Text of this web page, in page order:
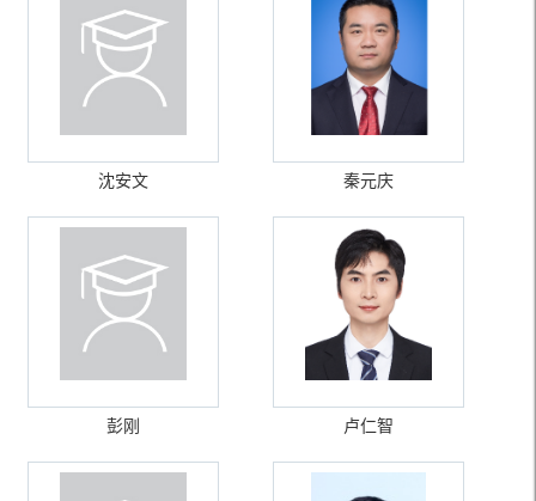
沈安文 秦元庆
彭刚 卢仁智